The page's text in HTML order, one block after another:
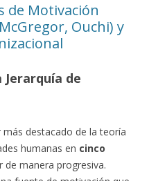
de Motivación
Ouchi) y
Jerarquía de
destacado de la teoría
humanas en cinco
de manera progresiva.